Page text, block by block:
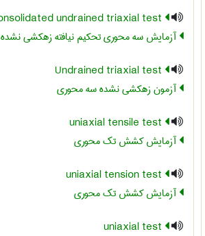
آزمایش سه محوری تحکیم نیافته زهکشی ‏نشده
آزمون زهکشی نشده سه محوری
آزمایش کشش تک محوری
آزمایش کشش تک محوری